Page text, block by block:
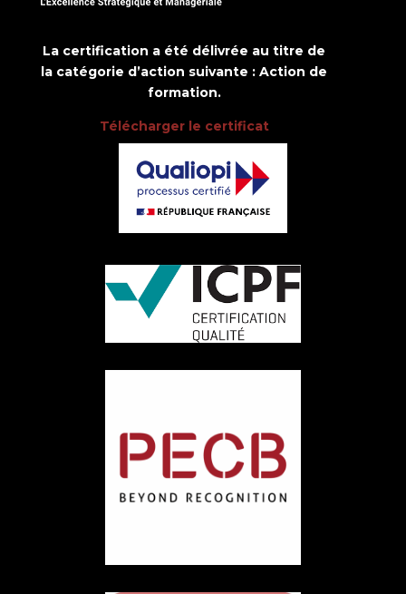
La certification a été délivrée au titre de
la catégorie d’action suivante : Action de
formation.
Télécharger le certificat